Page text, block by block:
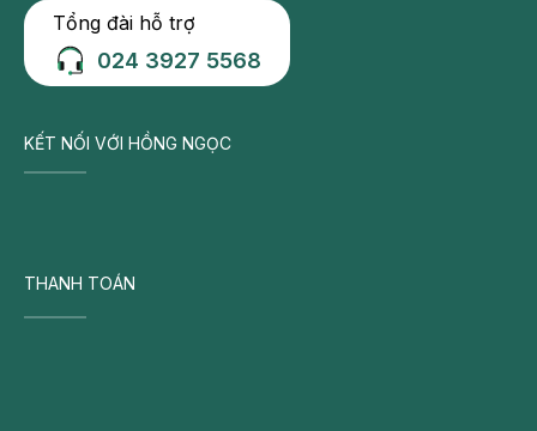
Tổng đài hỗ trợ
KẾT NỐI VỚI HỒNG NGỌC